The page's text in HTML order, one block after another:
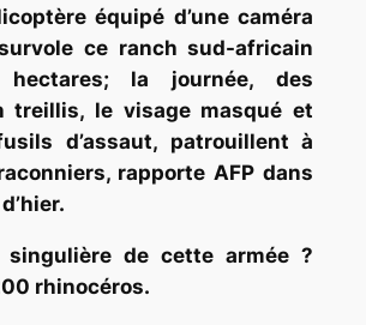
équipé d’une caméra
ce ranch sud-africain
la journée, des
treillis, le visage masqué et
d’assaut, patrouillent à
rapporte AFP dans
singulière de cette armée ?
rhinocéros.